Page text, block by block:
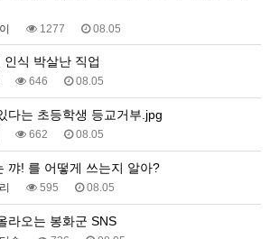
1277 08.05
인식 박살난 직업
646 08.05
다는 초등학생 등교거부.jpg
662 08.05
꺄! 를 어떻게 쓰는지 알아?
595 08.05
라오는 봉화군 SNS